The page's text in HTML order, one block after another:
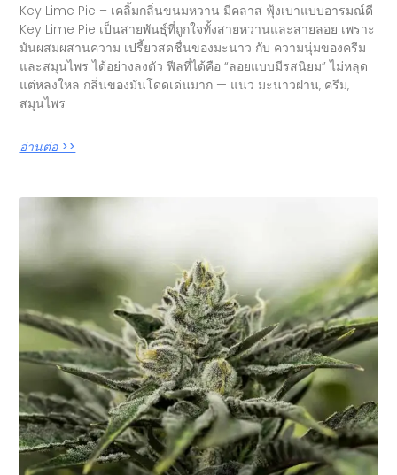
Key Lime Pie – เคลิ้มกลิ่นขนมหวาน มีคลาส ฟุ้งเบาแบบอารมณ์ดี
Key Lime Pie เป็นสายพันธุ์ที่ถูกใจทั้งสายหวานและสายลอย เพราะ
มันผสมผสานความ เปรี้ยวสดชื่นของมะนาว กับ ความนุ่มของครีม
และสมุนไพร ได้อย่างลงตัว ฟีลที่ได้คือ “ลอยแบบมีรสนิยม” ไม่หลุด
แต่หลงใหล กลิ่นของมันโดดเด่นมาก — แนว มะนาวฝาน, ครีม,
สมุนไพร
อ่านต่อ >>